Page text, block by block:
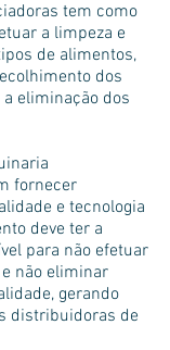
tem como
a limpeza e
de alimentos,
dos
eliminação dos
fornecer
e tecnologia
deve ter a
para não efetuar
não eliminar
gerando
distribuidoras de